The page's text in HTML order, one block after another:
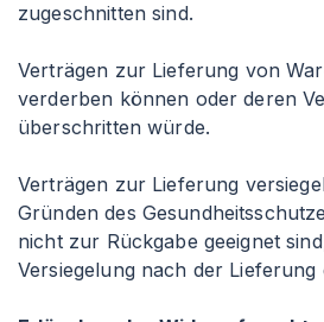
zugeschnitten sind.
Verträgen zur Lieferung von
verderben können oder deren
überschritten würde.
Verträgen zur Lieferung
Gründen des
nicht zur Rückgabe geeignet
Versiegelung nach der